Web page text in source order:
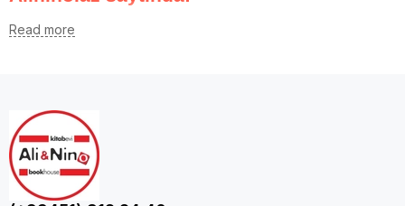
Çingiz Abdullayev
Bakıda Çingiz Abdullayevin bütün kitablarını Alinino.az
onlayn mağazasından sərfəli qiymətlə sifariş etmək
mümkündür. Üstəlik, Alinino.az saytının çatdırılma çərtləri də
olduqca münasibdir. Alinino.az onlayn mağazası Bakı